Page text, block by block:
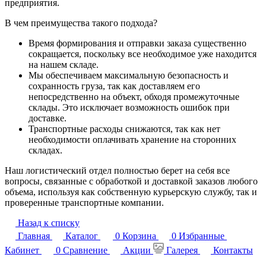
предприятия.
В чем преимущества такого подхода?
Время формирования и отправки заказа существенно
сокращается, поскольку все необходимое уже находится
на нашем складе.
Мы обеспечиваем максимальную безопасность и
сохранность груза, так как доставляем его
непосредственно на объект, обходя промежуточные
склады. Это исключает возможность ошибок при
доставке.
Транспортные расходы снижаются, так как нет
необходимости оплачивать хранение на сторонних
складах.
Наш логистический отдел полностью берет на себя все
вопросы, связанные с обработкой и доставкой заказов любого
объема, используя как собственную курьерскую службу, так и
проверенные транспортные компании.
Назад к списку
Главная
Каталог 0 Корзина 0 Избранные
Кабинет
0 Сравнение Акции Галерея
Контакты